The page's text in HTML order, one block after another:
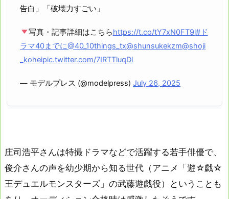
告白」「破壊力すごい」
写真・記事詳細はこちらhttps://t.co/tY7xN0FT9l#ド
ラマ40までに@40_10things_tx@shunsukekzm@shoji
_koheipic.twitter.com/7IRTTluqDl
— モデルプレス (@modelpress) July 26, 2025
庄司浩平さんは特撮ドラマなどで活躍する若手俳優で、
俊介さんの声を幼少期から知る世代（アニメ「遊☆戯☆
王デュエルモンスターズ」の武藤遊戯役）ということも